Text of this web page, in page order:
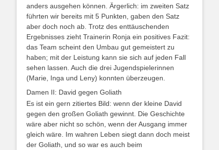
anders ausgehen können. Ärgerlich: im zweiten Satz
führten wir bereits mit 5 Punkten, gaben den Satz
aber doch noch ab. Trotz des enttäuschenden
Ergebnisses zieht Trainerin Ronja ein positives Fazit:
das Team scheint den Umbau gut gemeistert zu
haben; mit der Leistung kann sie sich auf jeden Fall
sehen lassen. Auch die drei Jugendspielerinnen
(Marie, Inga und Leny) konnten überzeugen.
Damen II: David gegen Goliath
Es ist ein gern zitiertes Bild: wenn der kleine David
gegen den großen Goliath gewinnt. Die Geschichte
wäre aber nicht so schön, wenn der Ausgang immer
gleich wäre. Im wahren Leben siegt dann doch meist
der Goliath, und so war es auch beim